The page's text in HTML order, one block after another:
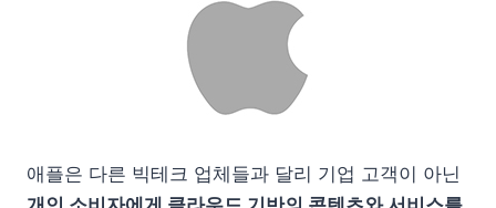
애플은 다른 빅테크 업체들과 달리 기업 고객이 아닌